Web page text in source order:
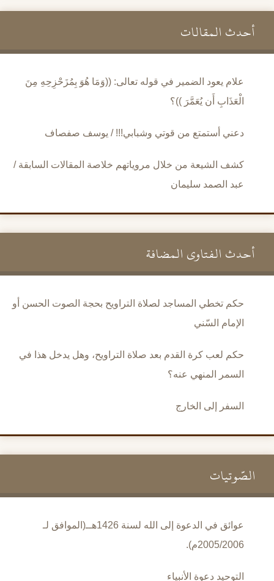
أحدث المقالات
علام يعود الضمير في قوله تعالى: ((وَمَا هُوَ بِمُزَحْزِحِهِ مِنَ
الْعَذَابِ أَن يُعَمَّرَ ))؟
دعني أستمتع من قوتي وشبابي!!! / يوسف صفصاف
كشف الشيعة من خلال مروياتهم خلاصة المقالات السابقة /
عبد الصمد سليمان
أحدث الفتاوى المضافة
حكم تخطي المساجد لصلاة التراويح بحجة الصوت الحسن أو
الإمام السّني
حكم لعب كرة القدم بعد صلاة التراويح، وهل يدخل هذا في
السمر المنهي عنه؟
السفر إلى الخارج
الصَّوتيات
عوائق في الدعوة إلى الله لسنة 1426هــ(الموافق لـ
2005/2006م).
التوحيد دعوة الأنبياء